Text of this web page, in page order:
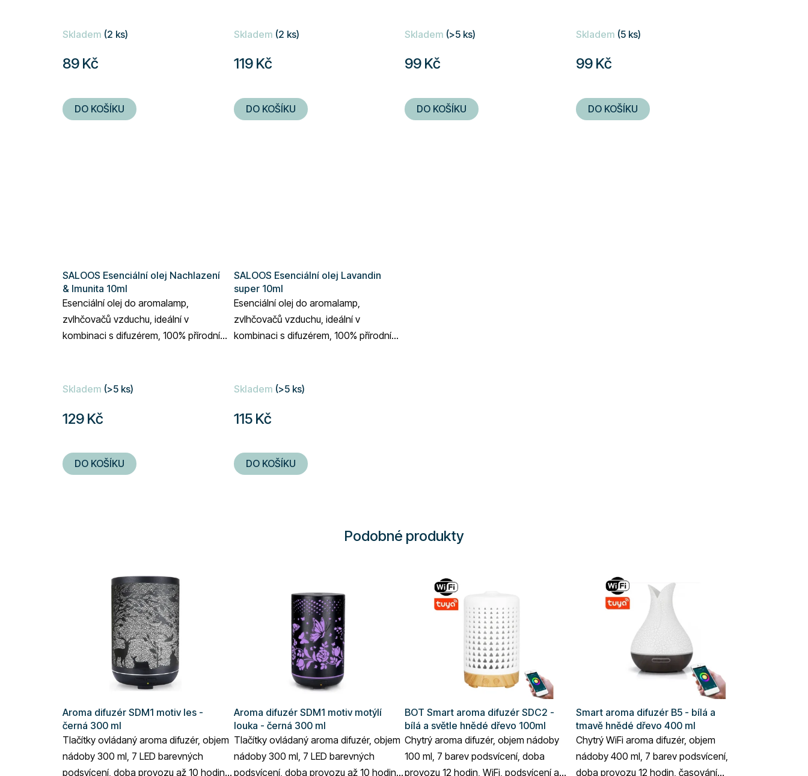
Skladem (2 ks)
89 Kč
DO KOŠÍKU
Skladem (2 ks)
119 Kč
DO KOŠÍKU
Skladem (>5 ks)
99 Kč
DO KOŠÍKU
Skladem (5 ks)
99 Kč
DO KOŠÍKU
SALOOS Esenciální olej Nachlazení
& Imunita 10ml
Esenciální olej do aromalamp,
zvlhčovačů vzduchu, ideální v
kombinaci s difuzérem, 100% přírodní
Skladem (>5 ks)
129 Kč
DO KOŠÍKU
SALOOS Esenciální olej Lavandin
super 10ml
Esenciální olej do aromalamp,
zvlhčovačů vzduchu, ideální v
kombinaci s difuzérem, 100% přírodní
Skladem (>5 ks)
115 Kč
DO KOŠÍKU
Podobné produkty
Aroma difuzér SDM1 motiv les -
černá 300 ml
Tlačítky ovládaný aroma difuzér, objem
nádoby 300 ml, 7 LED barevných
podsvícení, doba provozu až 10 hodin,
Aroma difuzér SDM1 motiv motýlí
louka - černá 300 ml
Tlačítky ovládaný aroma difuzér, objem
nádoby 300 ml, 7 LED barevných
podsvícení, doba provozu až 10 hodin
BOT Smart aroma difuzér SDC2 -
bílá a světle hnědé dřevo 100ml
Chytrý aroma difuzér, objem nádoby
100 ml, 7 barev podsvícení, doba
provozu 12 hodin, WiFi, podsvícení a
Smart aroma difuzér B5 - bílá a
tmavě hnědé dřevo 400 ml
Chytrý WiFi aroma difuzér, objem
nádoby 400 ml, 7 barev podsvícení,
doba provozu 12 hodin, časování